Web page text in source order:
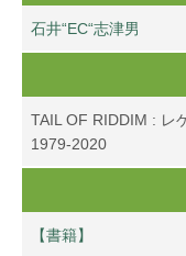
石井“EC“志津男
TAIL OF RIDDIM : レ
1979-2020
【書籍】